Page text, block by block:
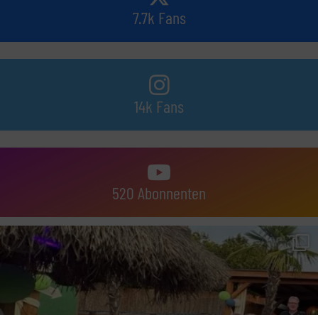
7.7k Fans
14k Fans
520 Abonnenten